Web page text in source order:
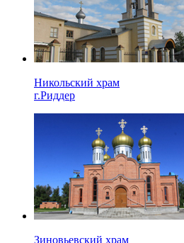
Никольский храм
г.Риддер
Зиновьевский храм